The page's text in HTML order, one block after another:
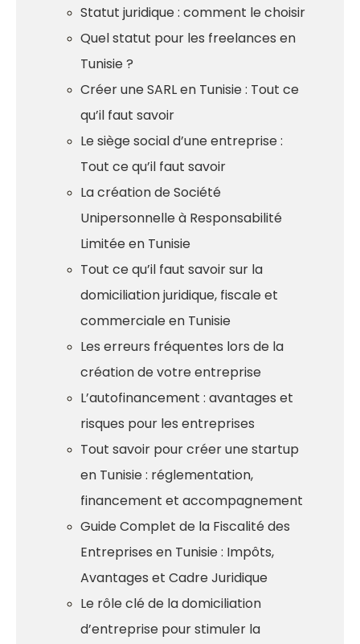
Statut juridique : comment le choisir
Quel statut pour les freelances en
Tunisie ?
Créer une SARL en Tunisie : Tout ce
qu’il faut savoir
Le siège social d’une entreprise :
Tout ce qu’il faut savoir
La création de Société
Unipersonnelle à Responsabilité
Limitée en Tunisie
Tout ce qu’il faut savoir sur la
domiciliation juridique, fiscale et
commerciale en Tunisie
Les erreurs fréquentes lors de la
création de votre entreprise
L’autofinancement : avantages et
risques pour les entreprises
Tout savoir pour créer une startup
en Tunisie : réglementation,
financement et accompagnement
Guide Complet de la Fiscalité des
Entreprises en Tunisie : Impôts,
Avantages et Cadre Juridique
Le rôle clé de la domiciliation
d’entreprise pour stimuler la